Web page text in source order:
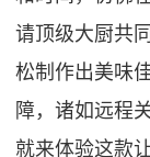
请顶级大厨共
松制作出美味
障，诸如远程
就来体验这款